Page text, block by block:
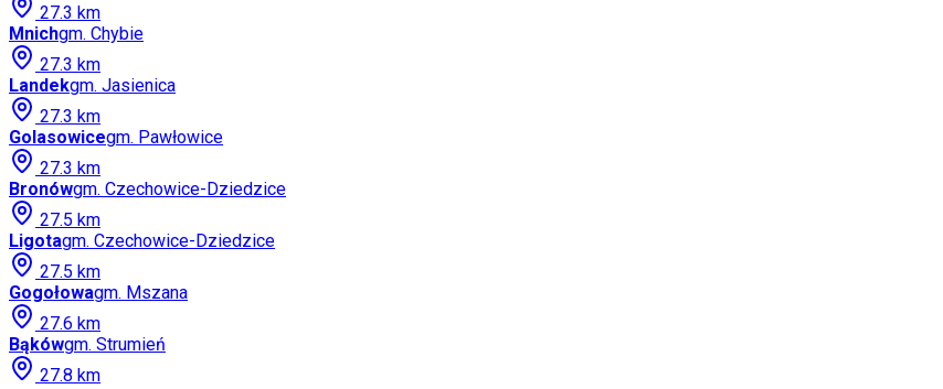
27.3 km
Mnichgm. Chybie
27.3 km
Landekgm. Jasienica
27.3 km
Golasowicegm. Pawłowice
27.3 km
Bronówgm. Czechowice-Dziedzice
27.5 km
Ligotagm. Czechowice-Dziedzice
27.5 km
Gogołowagm. Mszana
27.6 km
Bąkówgm. Strumień
27.8 km